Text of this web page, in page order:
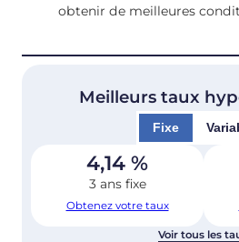
obtenir de meilleures
Meilleurs taux
Fixe
4,14 %
3 ans fixe
Obtenez votre taux
Voir tous les